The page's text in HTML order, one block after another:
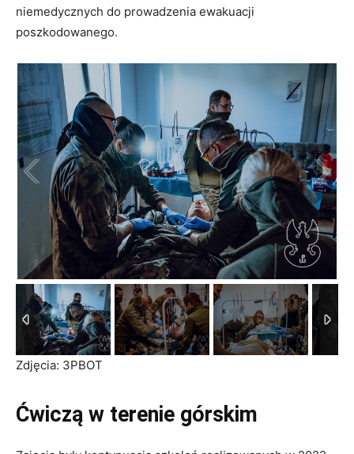
niemedycznych do prowadzenia ewakuacji
poszkodowanego.
/4
Zdjęcia: 3PBOT
Ćwiczą w terenie górskim